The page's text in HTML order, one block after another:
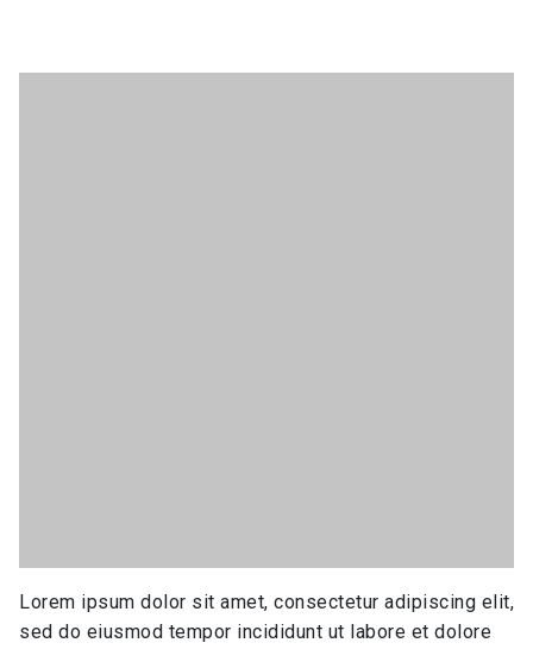
Lorem ipsum dolor sit amet, consectetur adipiscing elit,
sed do eiusmod tempor incididunt ut labore et dolore